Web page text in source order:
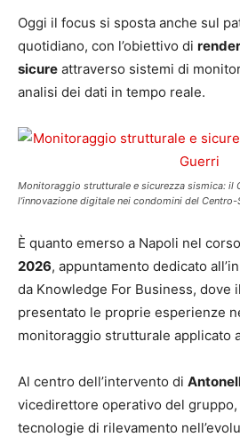
Oggi il focus si sposta anche sul
quotidiano, con l’obiettivo di
sicure attraverso sistemi di
analisi dei dati in tempo reale.
Monitoraggio strutturale e sicurezza sismica: il
l’innovazione digitale nei condomini del Centro-
È quanto emerso a Napoli nel
2026, appuntamento dedicato
da Knowledge For Business, dove
presentato le proprie esperienze
monitoraggio strutturale applicato
Al centro dell’intervento di
vicedirettore operativo del
tecnologie di rilevamento